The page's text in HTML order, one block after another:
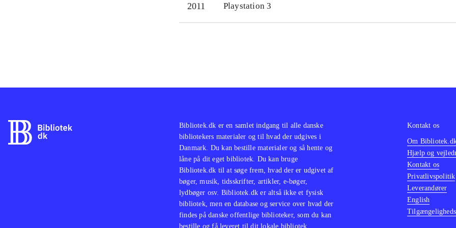
2011 Playstation 3
Bibliotek.dk er en samlet indgang til alle danske
bibliotekers materialer og til hvad der udgives i
Danmark. Du kan bestille materialer og så hente og
låne på dit eget bibliotek. Du kan bruge
Bibliotek.dk til at søge frem, hvad der er udgivet af
bøger, musik, tidsskrifter, artikler, e-bøger,
lydbøger osv. Bibliotek.dk er altså ikke et fysisk
bibliotek, men en database og service over hvad der
findes på danske offentlige biblioteker, som du kan
bestille og få leveret til dit lokale bibliotek.
Kontakt os
Om
Hjælp og
Kontakt os
Privatlivspolitik
Leverandører
English